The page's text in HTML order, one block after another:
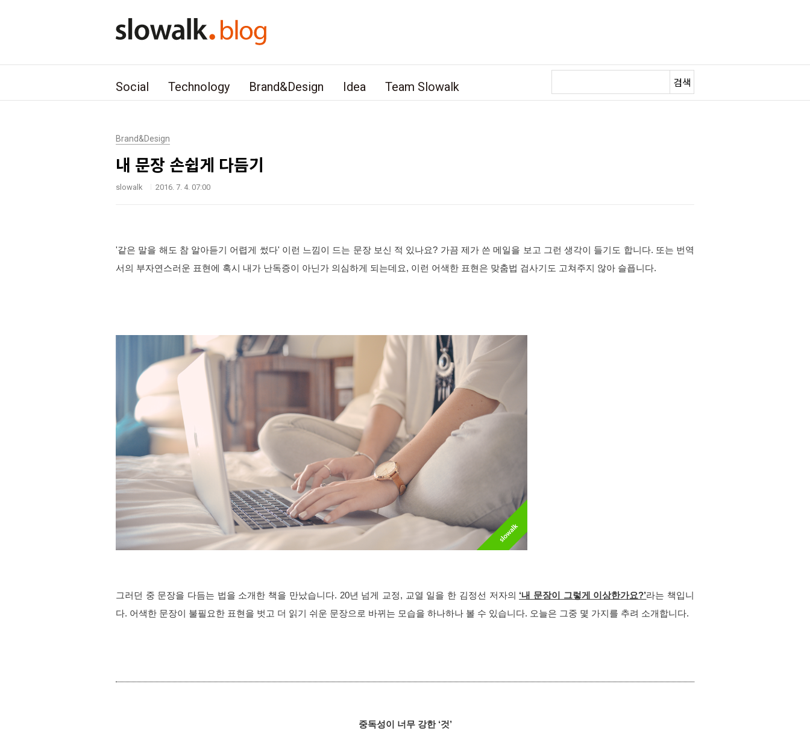
Social Technology Brand&Design Idea Team Slowalk 검색
Brand&Design
내 문장 손쉽게 다듬기
slowalk 2016. 7. 4. 07:00
'같은 말을 해도 참 알아듣기 어렵게 썼다' 이런 느낌이 드는 문장 보신 적 있나요? 가끔 제가 쓴 메일을 보고 그런 생각이 들기도 합니다. 또는 번역
서의 부자연스러운 표현에 혹시 내가 난독증이 아닌가 의심하게 되는데요, 이런 어색한 표현은 맞춤법 검사기도 고쳐주지 않아 슬픕니다.
그러던 중 문장을 다듬는 법을 소개한 책을 만났습니다. 20년 넘게 교정, 교열 일을 한 김정선 저자의 ‘내 문장이 그렇게 이상한가요?’라는 책입니
다. 어색한 문장이 불필요한 표현을 벗고 더 읽기 쉬운 문장으로 바뀌는 모습을 하나하나 볼 수 있습니다. 오늘은 그중 몇 가지를 추려 소개합니다.
중독성이 너무 강한 ‘것’